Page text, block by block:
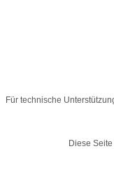
Für technische
Diese